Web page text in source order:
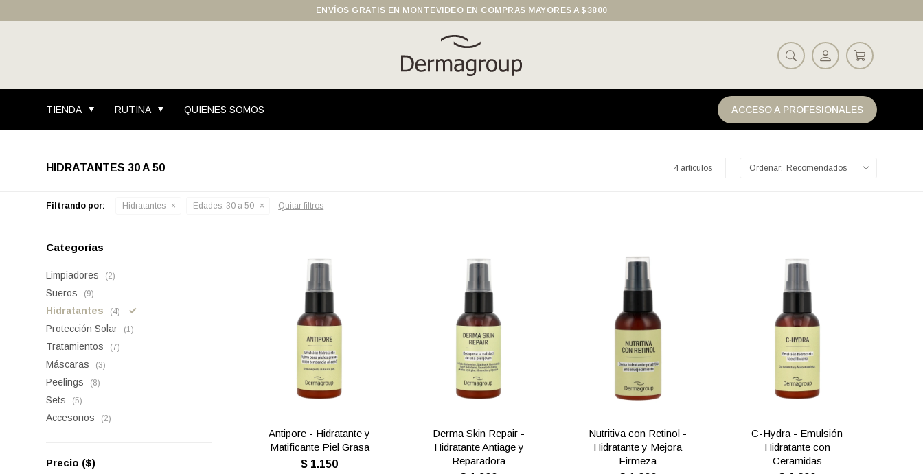
TIENDA RUTINA QUIENES SOMOS ACCESO A PROFESIONALES
ENVÍOS GRATIS EN MONTEVIDEO EN COMPRAS MAYORES A $3800
HIDRATANTES 30 A 50 4 artículos Recomendados
Filtrando por: Hidratantes Edades: 30 a 50 Quitar filtros
Antipore - Hidratante y
Matificante Piel Grasa
$ 1.150
Derma Skin Repair -
Hidratante Antiage y
Reparadora
Nutritiva con Retinol -
Hidratante y Mejora
Firmeza
C-Hydra - Emulsión
Hidratante con
Ceramidas
Categorías
Limpiadores (2)
Sueros (9)
Hidratantes (4)
Protección Solar (1)
Tratamientos (7)
Máscaras (3)
Peelings (8)
Sets (5)
Accesorios (2)
Precio ($)